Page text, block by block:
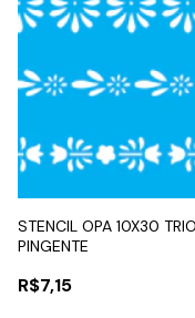
STENCIL OPA 10X30 TRIO
PINGENTE
R$7,15